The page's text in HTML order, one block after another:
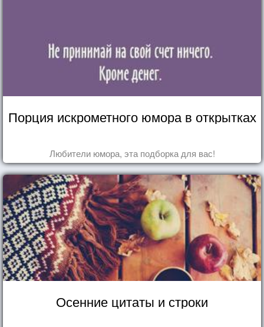
Порция искрометного юмора в открытках
Любители юмора, эта подборка для вас!
Осенние цитаты и строки